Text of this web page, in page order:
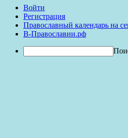
Войти
Регистрация
Православный календарь на
В-Православии.рф